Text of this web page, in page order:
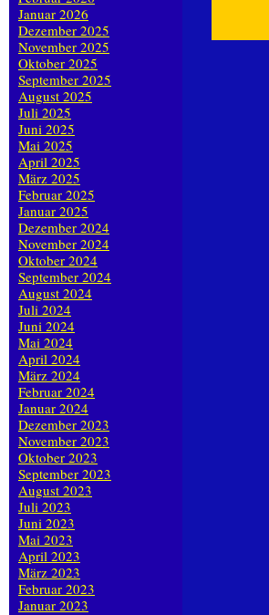
Januar 2026
Dezember 2025
November 2025
Oktober 2025
September 2025
August 2025
Juli 2025
Juni 2025
Mai 2025
April 2025
März 2025
Februar 2025
Januar 2025
Dezember 2024
November 2024
Oktober 2024
September 2024
August 2024
Juli 2024
Juni 2024
Mai 2024
April 2024
März 2024
Februar 2024
Januar 2024
Dezember 2023
November 2023
Oktober 2023
September 2023
August 2023
Juli 2023
Juni 2023
Mai 2023
April 2023
März 2023
Februar 2023
Januar 2023